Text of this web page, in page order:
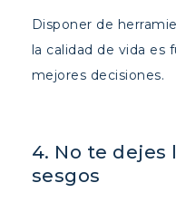
Disponer de
la calidad de vida es
mejores decisiones.
4. No te dejes
sesgos